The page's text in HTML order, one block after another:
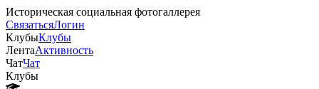
Историческая социальная фотогаллерея
СвязатьсяЛогин
КлубыКлубы
ЛентаАктивность
ЧатЧат
Клубы